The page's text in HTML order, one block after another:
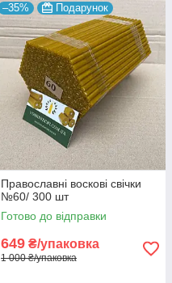
–35% Подарунок
Православні воскові свічки
№60/ 300 шт
Готово до відправки
649 ₴/упаковка
1 000 ₴/упаковка